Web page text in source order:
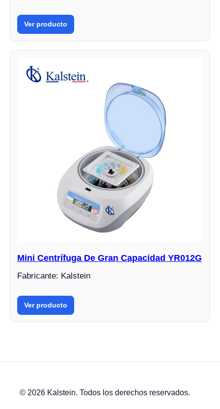
Ver producto
Mini Centrífuga De Gran Capacidad YR012G
Fabricante: Kalstein
Ver producto
© 2026 Kalstein. Todos los derechos reservados.